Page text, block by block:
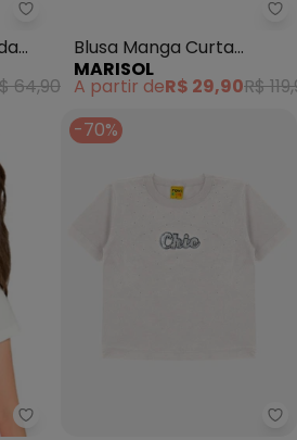
Quimby - Blusa Ribana
64,90
Blusa Manga Curta
Infantil (Bege)
MARISOL
A partir deR$ 29,90R$
Marlan - Blusa Menina em
-70%